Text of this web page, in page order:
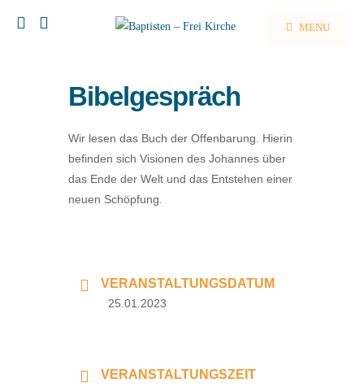
MENU
Bibelgespräch
Wir lesen das Buch der Offenbarung. Hierin
befinden sich Visionen des Johannes über
das Ende der Welt und das Entstehen einer
neuen Schöpfung.
VERANSTALTUNGSDATUM
25.01.2023
VERANSTALTUNGSZEIT